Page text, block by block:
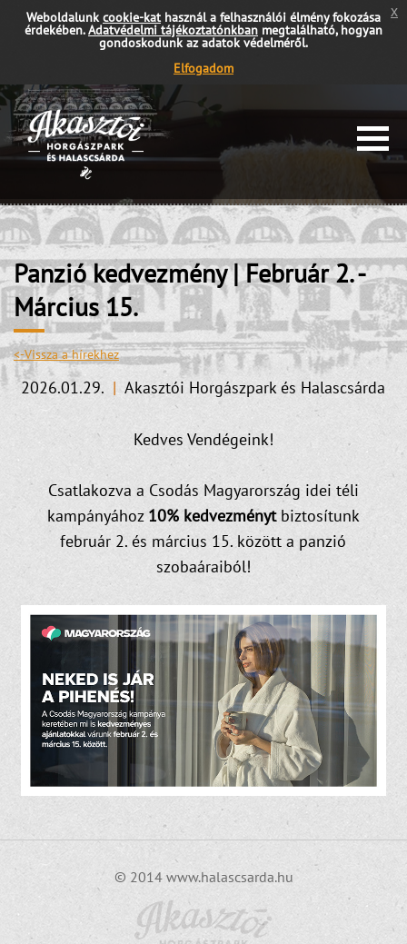
Weboldalunkcookie-kathasznál a felhasználói élmény fokozása
érdekében.Adatvédelmi tájékoztatónkban megtalálható, hogyan
gondoskodunk az adatok védelméről.
Elfogadom
x
Panzió kedvezmény | Február 2. -
Március 15.
<-Vissza a hírekhez
2026.01.29. | Akasztói Horgászpark és Halascsárda
Kedves Vendégeink!
Csatlakozva a Csodás Magyarország idei téli
kampányához 10% kedvezménytbiztosítunk
február 2. és március 15. között a panzió
szobaáraiból!
© 2014 www.halascsarda.hu